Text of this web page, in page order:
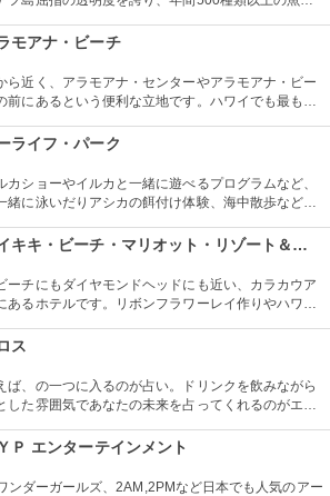
万人以上の観光客が訪れます。
モアナ・ビーチ
ら近く、アラモアナ・センターやアラモアナ・ビー
前にあるという便利な立地です。ハワイでも最も美
ューやピクニックをしている人も見られます。
ライフ・パーク
カショーやイルカと一緒に遊べるプログラムなど、
緒に泳いだりアシカの餌付け体験、海中散歩など、
やTシャツなどオリジナルグッズも人気です。 ワイキキ・ビーチ・マリオット・リゾート＆スパ
ーチにもダイヤモンドヘッドにも近い、カラカウア
あるホテルです。リボンフラワーレイ作りやハワイ
ルトの巨匠が作ったキルト型も買うことができま
ス
ば、の一つに入るのが占い。ドリンクを飲みながら
した雰囲気であなたの未来を占ってくれるのがエロ
Ｐ エンターテインメント
ンダーガールズ、2AM,2PMなど日本でも人気のアー